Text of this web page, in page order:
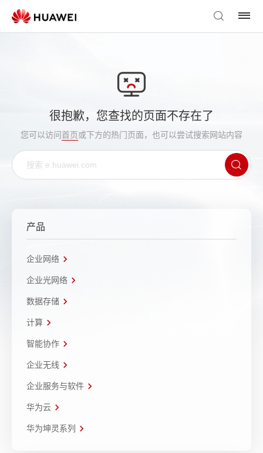
很抱歉，您查找的页面不存在了
您可以访问首页或下方的热门页面，也可以尝试搜索网站内容
产品
企业网络
企业光网络
数据存储
计算
智能协作
企业无线
企业服务与软件
华为云
华为坤灵系列